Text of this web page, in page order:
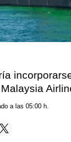
a las 05:00 h.